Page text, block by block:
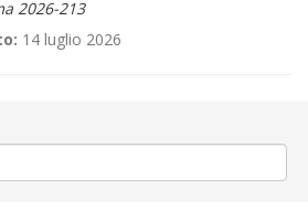
2026-213
14 luglio 2026